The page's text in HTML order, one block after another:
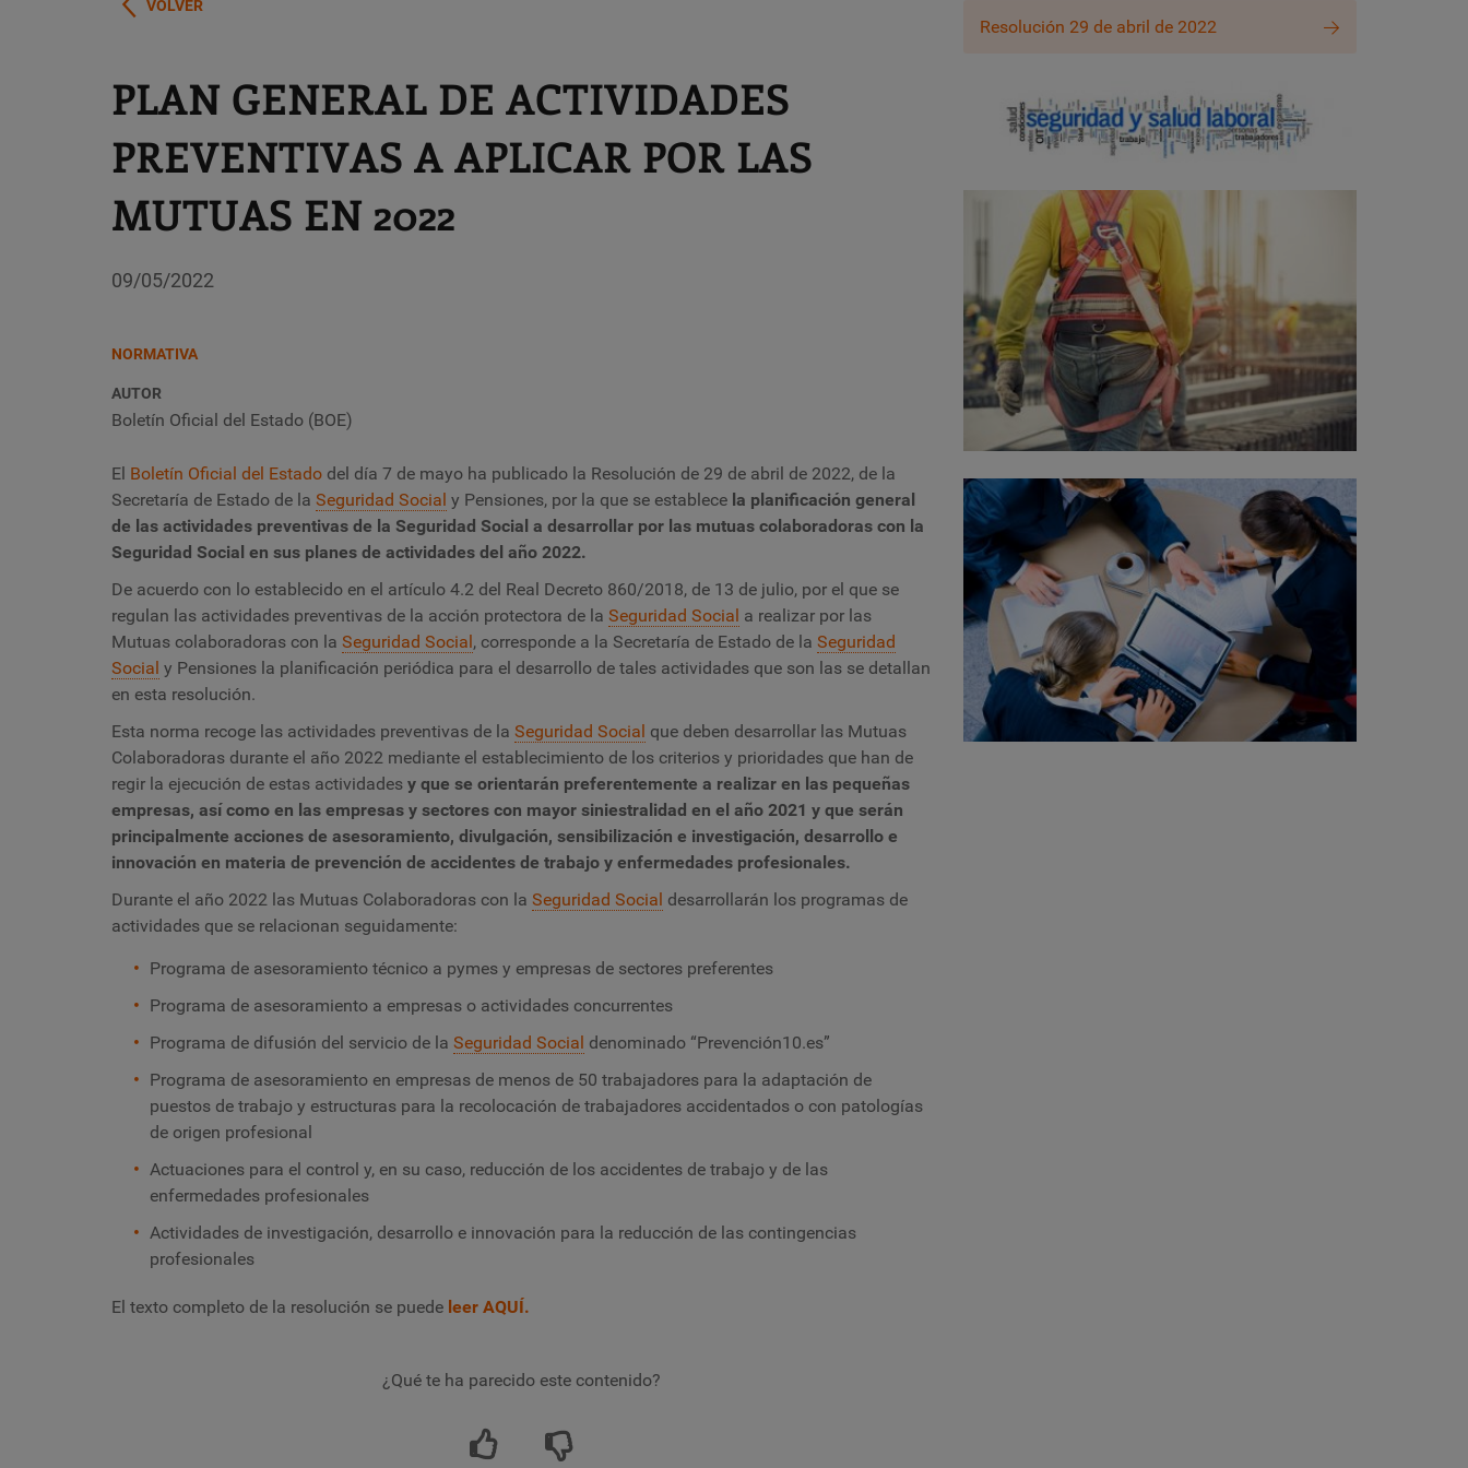
VOLVER
PLAN GENERAL DE ACTIVIDADES
PREVENTIVAS A APLICAR POR LAS
MUTUAS EN 2022
09/05/2022
NORMATIVA
AUTOR
Boletín Oficial del Estado (BOE)
El Boletín Oficial del Estado del día 7 de mayo ha publicado la Resolución de 29 de abril de 2022, de la
Secretaría de Estado de la Seguridad Social y Pensiones, por la que se establece la planificación general
de las actividades preventivas de la Seguridad Social a desarrollar por las mutuas colaboradoras con la
Seguridad Social en sus planes de actividades del año 2022.
De acuerdo con lo establecido en el artículo 4.2 del Real Decreto 860/2018, de 13 de julio, por el que se
regulan las actividades preventivas de la acción protectora de la Seguridad Social a realizar por las
Mutuas colaboradoras con la Seguridad Social, corresponde a la Secretaría de Estado de la Seguridad
Social y Pensiones la planificación periódica para el desarrollo de tales actividades que son las se detallan
en esta resolución.
Esta norma recoge las actividades preventivas de la Seguridad Social que deben desarrollar las Mutuas
Colaboradoras durante el año 2022 mediante el establecimiento de los criterios y prioridades que han de
regir la ejecución de estas actividades y que se orientarán preferentemente a realizar en las pequeñas
empresas, así como en las empresas y sectores con mayor siniestralidad en el año 2021 y que serán
principalmente acciones de asesoramiento, divulgación, sensibilización e investigación, desarrollo e
innovación en materia de prevención de accidentes de trabajo y enfermedades profesionales.
Durante el año 2022 las Mutuas Colaboradoras con la Seguridad Social desarrollarán los programas de
actividades que se relacionan seguidamente:
Programa de asesoramiento técnico a pymes y empresas de sectores preferentes
Programa de asesoramiento a empresas o actividades concurrentes
Programa de difusión del servicio de la Seguridad Social denominado “Prevención10.es”
Programa de asesoramiento en empresas de menos de 50 trabajadores para la adaptación de
puestos de trabajo y estructuras para la recolocación de trabajadores accidentados o con patologías
de origen profesional
Actuaciones para el control y, en su caso, reducción de los accidentes de trabajo y de las
enfermedades profesionales
Actividades de investigación, desarrollo e innovación para la reducción de las contingencias
profesionales
El texto completo de la resolución se puede leer AQUÍ.
¿Qué te ha parecido este contenido?
Resolución 29 de abril de 2022